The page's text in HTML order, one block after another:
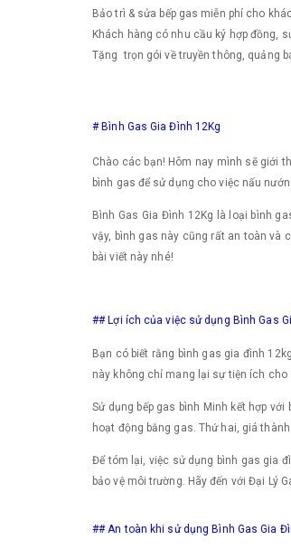
Bảo trì & sửa bếp gas miễn phí cho
Khách hàng có nhu cầu ký hợp đồng,
Tặng trọn gói về truyền thông, quảng
# Bình Gas Gia Đình 12Kg
Chào các bạn! Hôm nay mình sẽ giới
bình gas để sử dụng cho việc nấu
Bình Gas Gia Đình 12Kg là loại bình
vậy, bình gas này cũng rất an toàn và
bài viết này nhé!
## Lợi ích của việc sử dụng Bình Gas
Bạn có biết rằng bình gas gia đình
này không chỉ mang lại sự tiện ích
Sử dụng bếp gas bình Minh kết hợp
hoạt động bằng gas. Thứ hai, giá
Để tóm lại, việc sử dụng bình gas gia
bảo vệ môi trường. Hãy đến với Đại Lý
## An toàn khi sử dụng Bình Gas Gia